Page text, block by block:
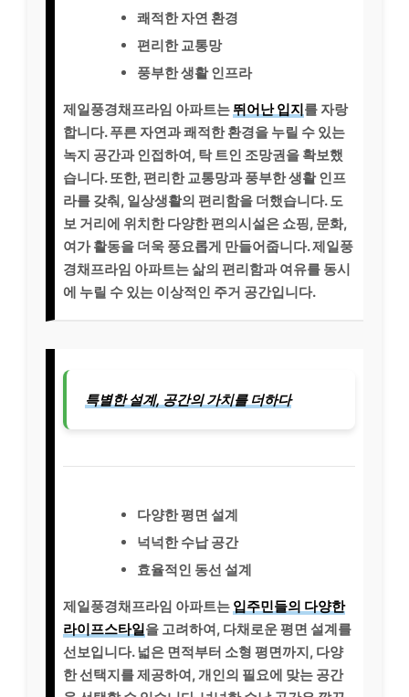
쾌적한 자연 환경
편리한 교통망
풍부한 생활 인프라
제일풍경채프라임 아파트는 뛰어난 입지를 자랑
합니다. 푸른 자연과 쾌적한 환경을 누릴 수 있는
녹지 공간과 인접하여, 탁 트인 조망권을 확보했
습니다. 또한, 편리한 교통망과 풍부한 생활 인프
라를 갖춰, 일상생활의 편리함을 더했습니다. 도
보 거리에 위치한 다양한 편의시설은 쇼핑, 문화,
여가 활동을 더욱 풍요롭게 만들어줍니다. 제일풍
경채프라임 아파트는 삶의 편리함과 여유를 동시
에 누릴 수 있는 이상적인 주거 공간입니다.
특별한 설계, 공간의 가치를 더하다
다양한 평면 설계
넉넉한 수납 공간
효율적인 동선 설계
제일풍경채프라임 아파트는 입주민들의 다양한
라이프스타일을 고려하여, 다채로운 평면 설계를
선보입니다. 넓은 면적부터 소형 평면까지, 다양
한 선택지를 제공하여, 개인의 필요에 맞는 공간